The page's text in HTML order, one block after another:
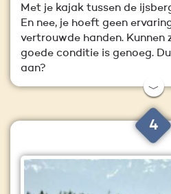
Met je kajak tussen de
En nee, je hoeft geen
vertrouwde handen. Kunnen
goede conditie is genoeg.
aan?
﹀
4